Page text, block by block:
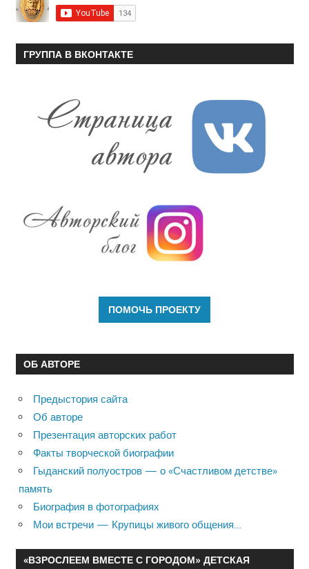
ГРУППА В ВКОНТАКТЕ
ОБ АВТОРЕ
Предыстория сайта
Об авторе
Презентация авторских работ
Факты творческой биографии
Гыданский полуостров — о «Счастливом детстве»
память
Биография в фотографиях
Мои встречи — Крупицы живого общения…
«ВЗРОСЛЕЕМ ВМЕСТЕ С ГОРОДОМ» ДЕТСКАЯ